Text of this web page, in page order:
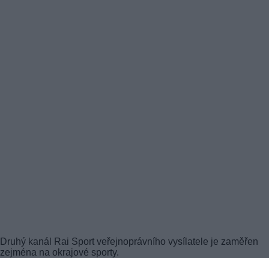
Druhý kanál Rai Sport veřejnoprávního vysílatele je zaměřen
zejména na okrajové sporty.